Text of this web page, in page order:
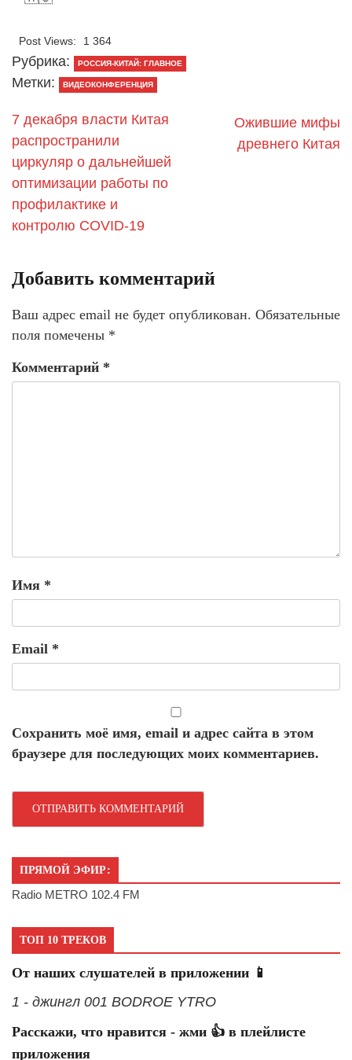
Post Views: 1 364
Рубрика: РОССИЯ-КИТАЙ: ГЛАВНОЕ
Метки: ВИДЕОКОНФЕРЕНЦИЯ
7 декабря власти Китая
распространили
циркуляр о дальнейшей
оптимизации работы по
профилактике и
контролю COVID-19
Ожившие мифы
древнего Китая
Добавить комментарий
Ваш адрес email не будет опубликован. Обязательные
поля помечены *
Комментарий *
Имя *
Email *
Сохранить моё имя, email и адрес сайта в этом
браузере для последующих моих комментариев.
ПРЯМОЙ ЭФИР:
Radio METRO 102.4 FM
ТОП 10 ТРЕКОВ
От наших слушателей в приложении 📱
1 - джингл 001 BODROE YTRO
Расскажи, что нравится - жми 👍 в плейлисте
приложения